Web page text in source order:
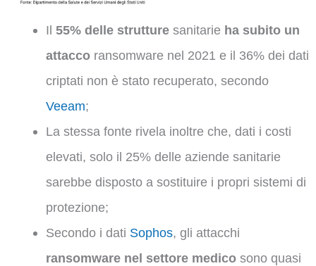
Il 55% delle strutturesanitarie ha subito un
attaccoransomware nel 2021 e il 36% dei dati
criptati non è stato recuperato, secondo
Veeam;
La stessa fonte rivela inoltre che, dati i costi
elevati, solo il 25% delle aziende sanitarie
sarebbe disposto a sostituire i propri sistemi di
protezione;
Secondo i dati Sophos, gli attacchi
ransomware nel settore medicosono quasi